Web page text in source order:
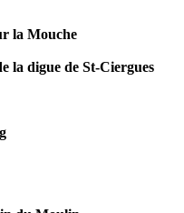
la Mouche
la digue de St-Ciergues